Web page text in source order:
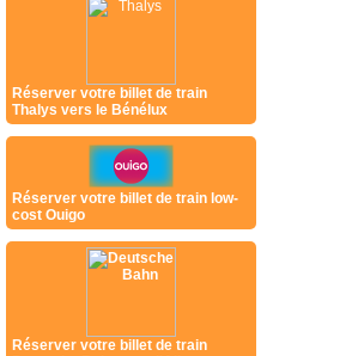
Réserver votre billet de train
Thalys vers le Bénélux
Réserver votre billet de train low-
cost Ouigo
Réserver votre billet de train